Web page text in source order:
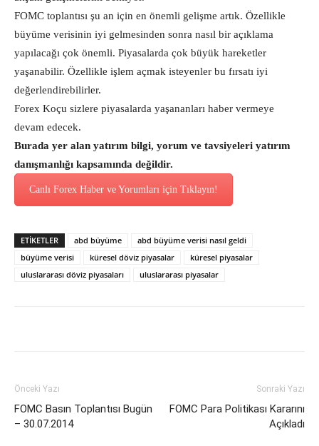
FOMC toplantısı şu an için en önemli gelişme artık. Özellikle
büyüme verisinin iyi gelmesinden sonra nasıl bir açıklama
yapılacağı çok önemli. Piyasalarda çok büyük hareketler
yaşanabilir. Özellikle işlem açmak isteyenler bu fırsatı iyi
değerlendirebilirler.
Forex Koçu sizlere piyasalarda yaşananları haber vermeye
devam edecek.
Burada yer alan yatırım bilgi, yorum ve tavsiyeleri yatırım
danışmanlığı kapsamında değildir.
Canlı Forex Haber ve Yorumları için Tıklayın!
ETİKETLER abd büyüme
abd büyüme verisi nasıl geldi
büyüme verisi
küresel döviz piyasalar
küresel piyasalar
uluslararası döviz piyasaları
uluslararası piyasalar
Önceki Yazı
FOMC Basın Toplantısı Bugün
– 30.07.2014
Sonraki Yazı
FOMC Para Politikası Kararını
Açıkladı